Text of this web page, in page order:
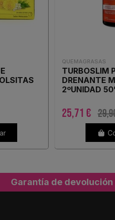
QUEMAGRASAS
TURBOSLIM
DRENANTE
2ºUNIDAD
25,71 €
Garantía de devolución